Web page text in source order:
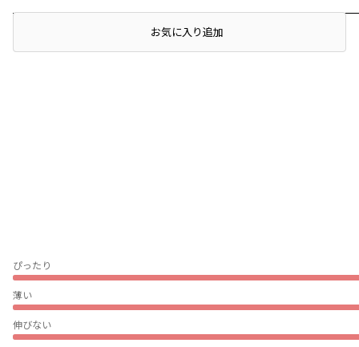
ぴったり
薄い
伸びない
店頭在庫を確認するお気に入り追加